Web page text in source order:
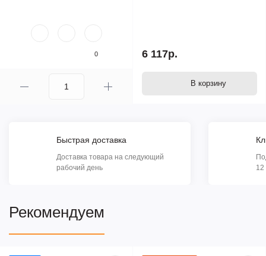
0 6 117р.
В корзину
Быстрая доставка
Доставка товара на следующий
рабочий день
12
Рекомендуем